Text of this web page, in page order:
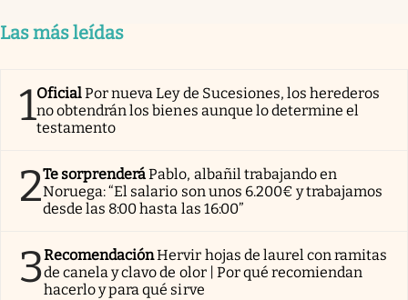
Las más leídas
1OficialPor nueva Ley de Sucesiones, los herederos
no obtendrán los bienes aunque lo determine el
testamento
2Te sorprenderáPablo, albañil trabajando en
Noruega: “El salario son unos 6.200€ y trabajamos
desde las 8:00 hasta las 16:00”
3RecomendaciónHervir hojas de laurel con ramitas
de canela y clavo de olor | Por qué recomiendan
hacerlo y para qué sirve